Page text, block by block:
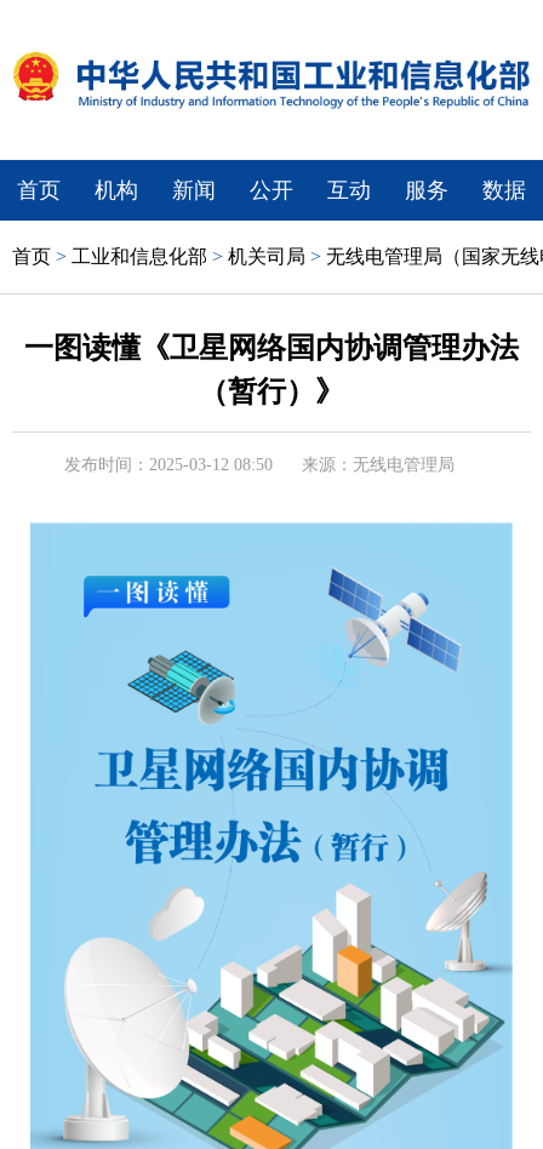
首页 机构 新闻 公开 互动 服务 数据
首页 > 工业和信息化部 > 机关司局 > 无线电管理局（国家无
一图读懂《卫星网络国内协调管理办法
（暂行）》
发布时间：2025-03-12 08:50 来源：无线电管理局